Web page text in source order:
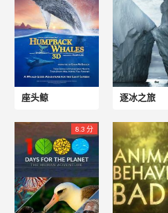
座头鲸 逐冰之旅
8.3 分